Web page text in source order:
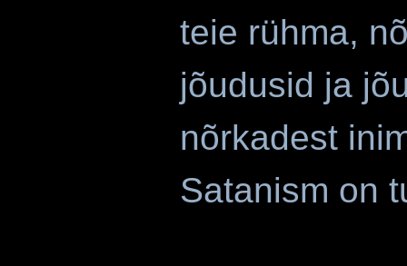
teie rühma,
jõudusid ja
nõrkadest
Satanism on